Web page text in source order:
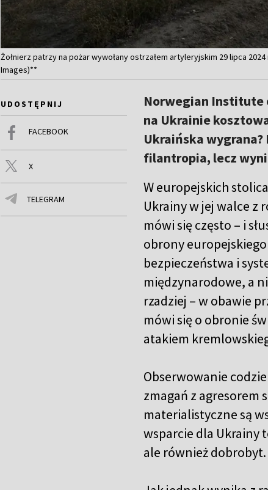
Żołnierz patrzy na pożar wywołany ostrzałem artyleryjskim 29 lipca
Images)**
UDOSTĘPNIJ
FACEBOOK
X
TELEGRAM
Norwegian Institute
na Ukrainie
Ukraińska
filantropia, lecz
W europejskich
Ukrainy w jej walce z
mówi się często – i
obrony
bezpieczeństwa i
międzynarodowe, a
rzadziej – w obawie
mówi się o obronie
atakiem
Obserwowanie
zmagań z agresorem
materialistyczne są
wsparcie dla Ukrainy
ale również dobrobyt.